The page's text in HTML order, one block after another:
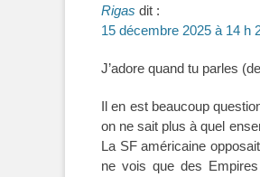
Rigas dit :
15 décembre 2025 à 14 h
J’adore quand tu parles
Il en est beaucoup
on ne sait plus à quel
La SF américaine
ne vois que des